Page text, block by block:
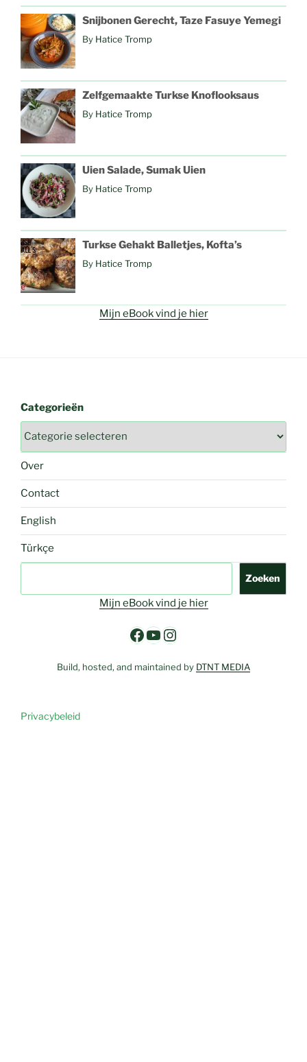
Snijbonen Gerecht, Taze Fasuye Yemegi
By Hatice Tromp
Zelfgemaakte Turkse Knoflooksaus
By Hatice Tromp
Uien Salade, Sumak Uien
By Hatice Tromp
Turkse Gehakt Balletjes, Kofta’s
By Hatice Tromp
Mijn eBook vind je hier
Categorieën
Over
Contact
English
Türkçe
Zoeken
Mijn eBook vind je hier
Facebook
YouTube
Instagram
Build, hosted, and maintained by DTNT MEDIA
Privacybeleid